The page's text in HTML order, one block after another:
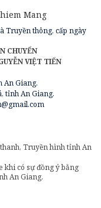
Truyền thông, cấp ngày
CHUYỂN
VIỆT TIẾN
An Giang.
tỉnh An Giang.
Truyền hình tỉnh An
khi có sự đồng ý bằng
An Giang.